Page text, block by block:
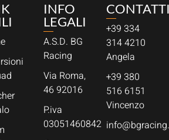
INFO
LEGALI
A.S.D. BG
Racing
Via Roma,
46 92016
P.iva
03051460842
+39 334
314 4210
Angela
+39 380
516 6151
Vincenzo